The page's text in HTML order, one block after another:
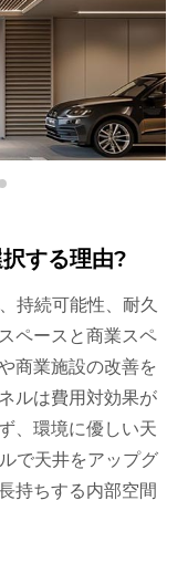
する理由?
持続可能性、耐久
ペースと商業スペ
商業施設の改善を
ルは費用対効果が
、環境に優しい天
で天井をアップグ
持ちする内部空間